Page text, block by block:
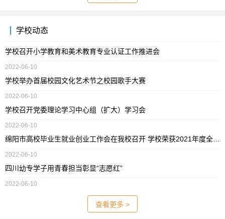
学校动态
学校召开小学教育和美术教育专业认证工作推进会
2022-06-10
学校举办首届校园文化艺术节之校园歌手大赛
2022-06-10
学校召开党委理论学习中心组（扩大）学习会
2022-06-10
2022-06-10
四川幼专学子用青春担当彰显“志愿红”
2022-06-10
查看更多 >